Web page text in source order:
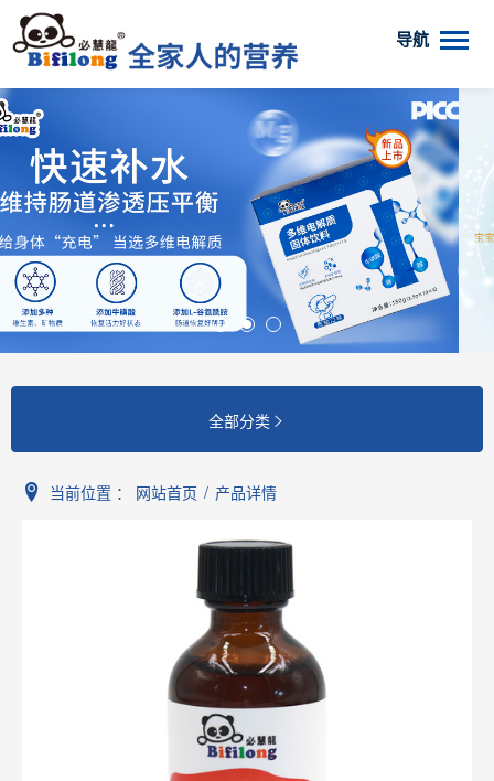
导航
全部分类 
当前位置 ： 网站首页 / 产品详情